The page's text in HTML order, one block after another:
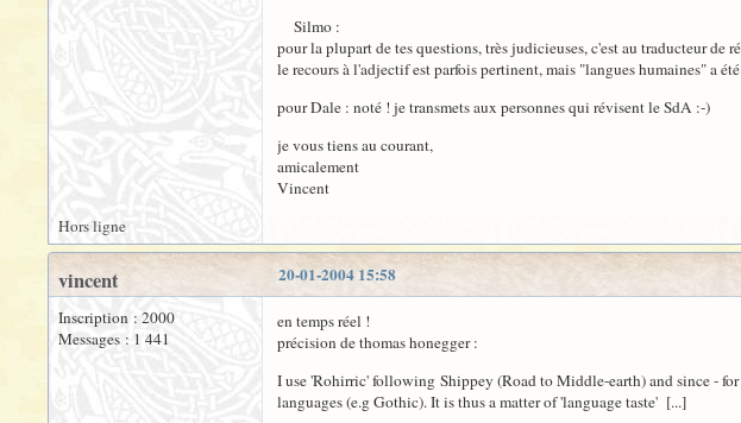
Silmo :
pour la plupart de tes questions, très judicieuses, c'est au traducteur de
le recours à l'adjectif est parfois pertinent, mais "langues humaines" a
pour Dale : noté ! je transmets aux personnes qui révisent le SdA :-)
je vous tiens au courant,
amicalement
Vincent
Hors ligne
20-01-2004 15:58
vincent
Inscription : 2000
Messages : 1 441
en temps réel !
précision de thomas honegger :
I use 'Rohirric' following Shippey (Road to Middle-earth) and since -
languages (e.g Gothic). It is thus a matter of 'language taste' [...]